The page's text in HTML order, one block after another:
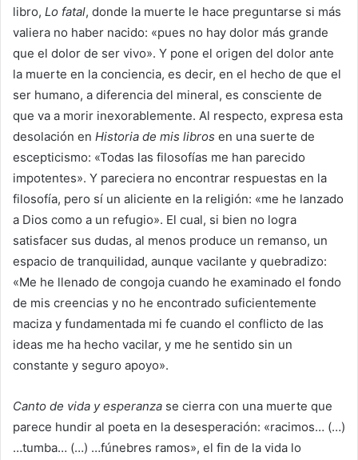
libro, Lo fatal, donde la muerte le hace preguntarse si más
valiera no haber nacido: «pues no hay dolor más grande
que el dolor de ser vivo». Y pone el origen del dolor ante
la muerte en la conciencia, es decir, en el hecho de que el
ser humano, a diferencia del mineral, es consciente de
que va a morir inexorablemente. Al respecto, expresa esta
desolación en Historia de mis libros en una suerte de
escepticismo: «Todas las filosofías me han parecido
impotentes». Y pareciera no encontrar respuestas en la
filosofía, pero sí un aliciente en la religión: «me he lanzado
a Dios como a un refugio». El cual, si bien no logra
satisfacer sus dudas, al menos produce un remanso, un
espacio de tranquilidad, aunque vacilante y quebradizo:
«Me he llenado de congoja cuando he examinado el fondo
de mis creencias y no he encontrado suficientemente
maciza y fundamentada mi fe cuando el conflicto de las
ideas me ha hecho vacilar, y me he sentido sin un
constante y seguro apoyo».
Canto de vida y esperanza se cierra con una muerte que
parece hundir al poeta en la desesperación: «racimos… (…)
…tumba… (…) …fúnebres ramos», el fin de la vida lo